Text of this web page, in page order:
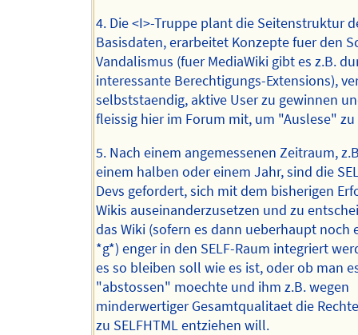
4. Die <I>-Truppe plant die Seitenstruktur
Basisdaten, erarbeitet Konzepte fuer den
Vandalismus (fuer MediaWiki gibt es z.B.
interessante Berechtigungs-Extensions),
selbststaendig, aktive User zu gewinnen
fleissig hier im Forum mit, um "Auslese"
5. Nach einem angemessenen Zeitraum,
einem halben oder einem Jahr, sind die
Devs gefordert, sich mit dem bisherigen
Wikis auseinanderzusetzen und zu
das Wiki (sofern es dann ueberhaupt noch
*g*) enger in den SELF-Raum integriert
es so bleiben soll wie es ist, oder ob man
"abstossen" moechte und ihm z.B. wegen
minderwertiger Gesamtqualitaet die
zu SELFHTML entziehen will.